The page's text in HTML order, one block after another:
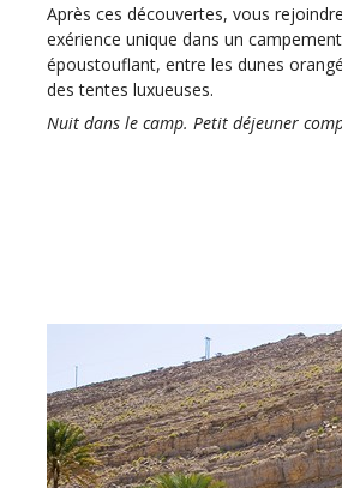
Après ces découvertes, vous
exérience unique dans un
époustouflant, entre les dunes
des tentes luxueuses.
Nuit dans le camp. Petit déjeuner